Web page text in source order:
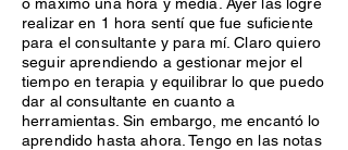
realizar en 1 hora sentí que fue suficiente
para el consultante y para mí. Claro quiero
seguir aprendiendo a gestionar mejor el
tiempo en terapia y equilibrar lo que puedo
dar al consultante en cuanto a
herramientas. Sin embargo, me encantó lo
aprendido hasta ahora. Tengo en las notas